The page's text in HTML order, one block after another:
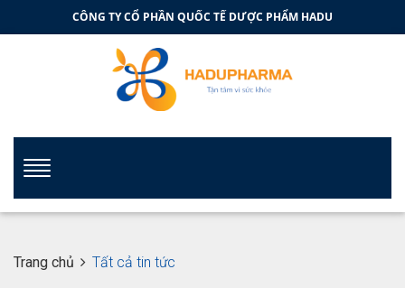
CÔNG TY CỔ PHẦN QUỐC TẾ DƯỢC PHẨM HADU
Trang chủ Tất cả tin tức